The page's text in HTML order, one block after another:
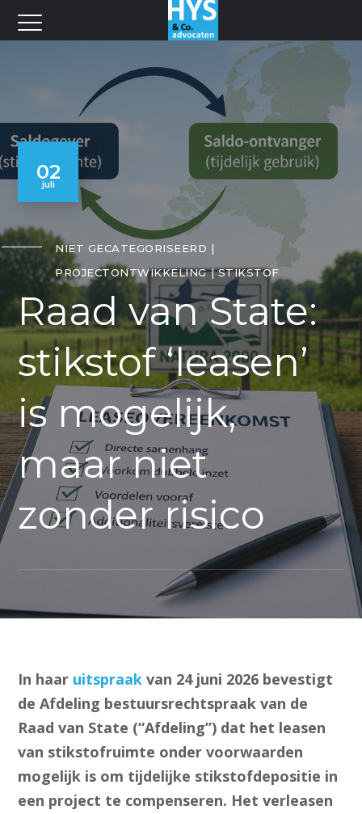
02
juli
NIET GECATEGORISEERD
PROJECTONTWIKKELING
STIKSTOF
Raad van State:
stikstof ‘leasen’
is mogelijk,
maar niet
zonder risico
In haar uitspraak van 24 juni 2026 bevestigt
de Afdeling bestuursrechtspraak van de
Raad van State (“Afdeling”) dat het leasen
van stikstofruimte onder voorwaarden
mogelijk is om tijdelijke stikstofdepositie in
een project te compenseren. Het verleasen